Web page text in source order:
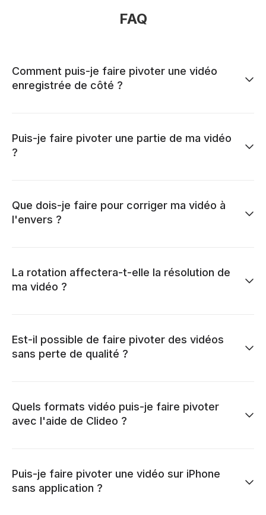
FAQ
Comment puis-je faire pivoter une vidéo
enregistrée de côté ?
Puis-je faire pivoter une partie de ma vidéo
?
Que dois-je faire pour corriger ma vidéo à
l'envers ?
La rotation affectera-t-elle la résolution de
ma vidéo ?
Est-il possible de faire pivoter des vidéos
sans perte de qualité ?
Quels formats vidéo puis-je faire pivoter
avec l'aide de Clideo ?
Puis-je faire pivoter une vidéo sur iPhone
sans application ?